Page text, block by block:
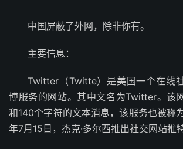
中国屏蔽了外网，除非你有。
主要信息：
Twitter（Twitte）是美国一个在线
博服务的网站。其中文名为Twitter。该
和140个字符的文本消息，该服务也被称
年7月15日，杰克·多尔西推出社交网站推特